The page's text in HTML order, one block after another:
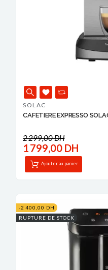
SOLAC
CAFETIERE EXPRESSO
2 299,00 DH
1 799,00 DH
Ajouter au panier
-2 400,00 DH
RUPTURE DE STOCK